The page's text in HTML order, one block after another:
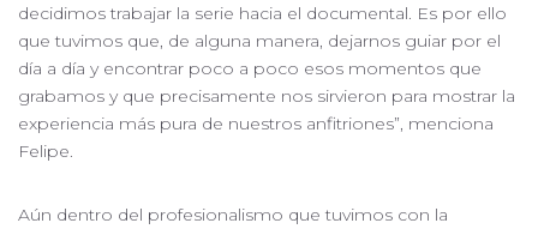
decidimos trabajar la serie hacia el documental. Es por ello
que tuvimos que, de alguna manera, dejarnos guiar por el
día a día y encontrar poco a poco esos momentos que
grabamos y que precisamente nos sirvieron para mostrar la
experiencia más pura de nuestros anfitriones”, menciona
Felipe.
Aún dentro del profesionalismo que tuvimos con la